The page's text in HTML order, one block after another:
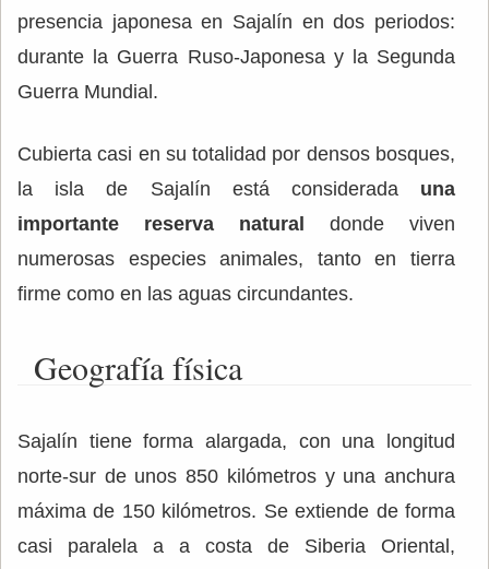
presencia japonesa en Sajalín en dos periodos:
durante la Guerra Ruso-Japonesa y la Segunda
Guerra Mundial.
Cubierta casi en su totalidad por densos bosques,
la isla de Sajalín está considerada una
importante reserva natural
donde viven
numerosas especies animales, tanto en tierra
firme como en las aguas circundantes.
Geografía física
Sajalín tiene forma alargada, con una longitud
norte-sur de unos 850 kilómetros y una anchura
máxima de 150 kilómetros. Se extiende de forma
casi paralela a a costa de Siberia Oriental,